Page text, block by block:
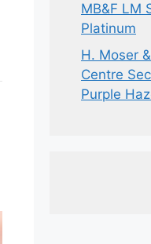
MB&F LM
Platinum
H. Moser
Centre
Purple